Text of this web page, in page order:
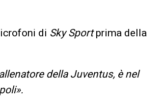
di Sky Sportprima della
della Juventus, è nel